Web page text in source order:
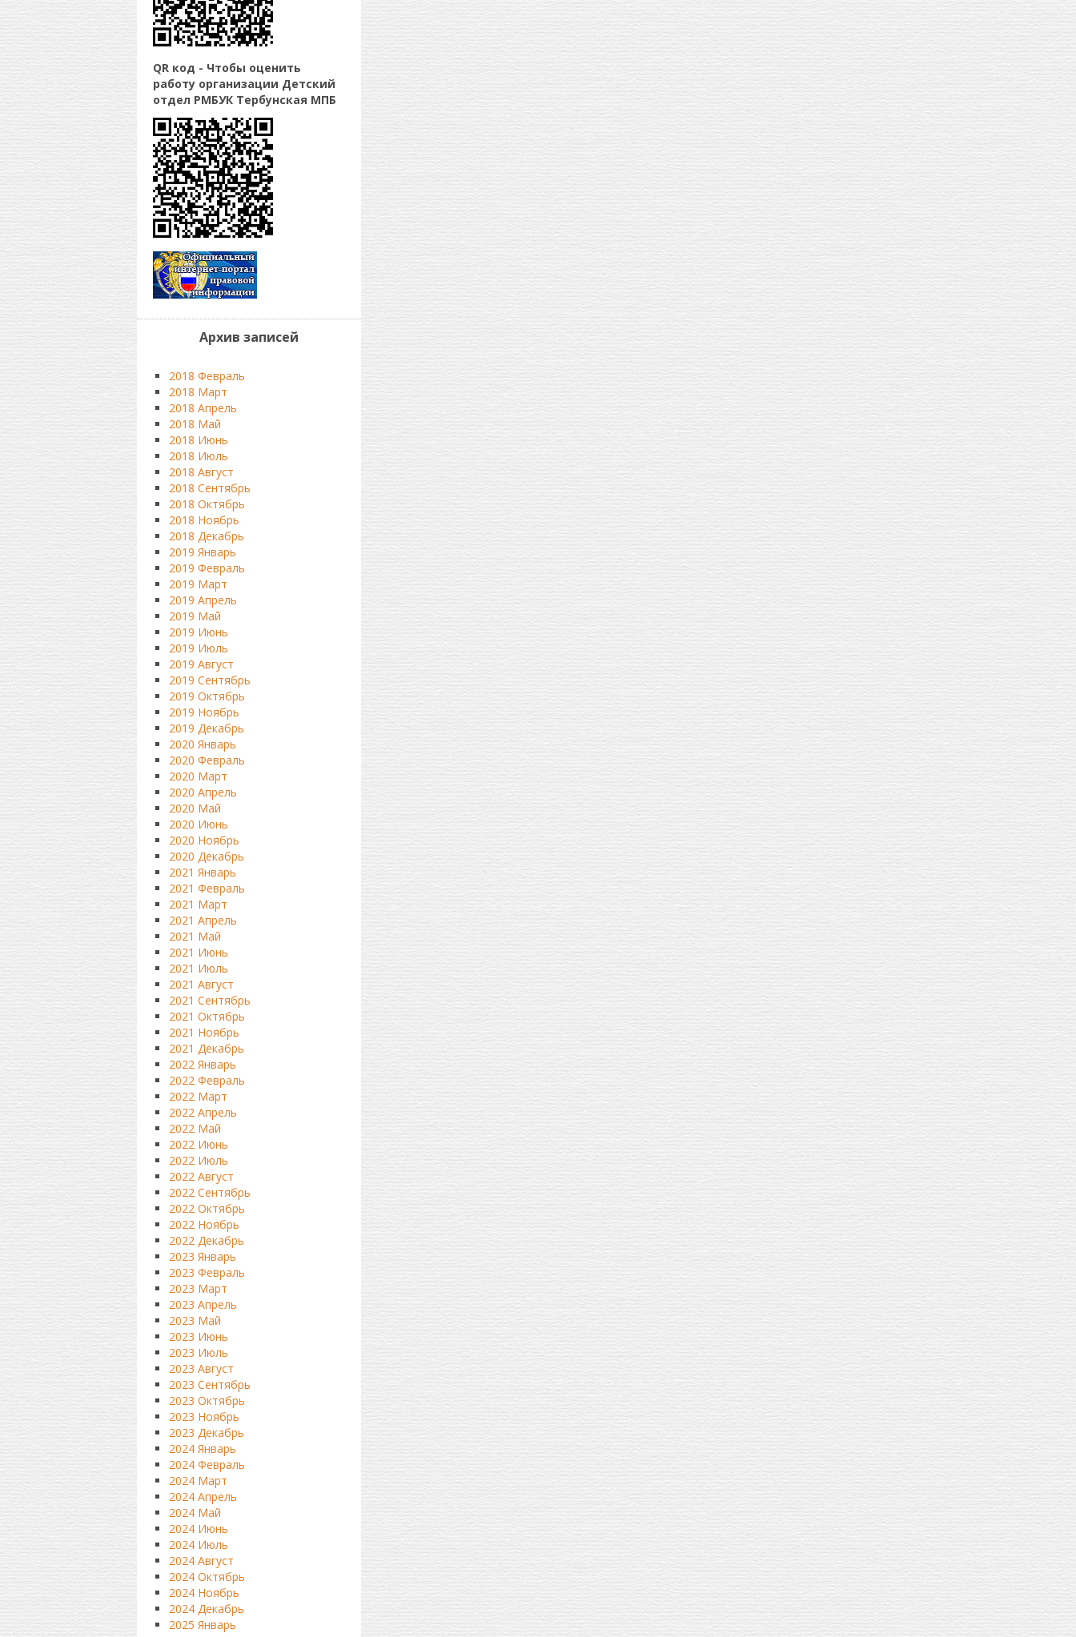
QR код - Чтобы оценить
работу организации Детский
отдел РМБУК Тербунская МПБ
Архив записей
2018 Февраль
2018 Март
2018 Апрель
2018 Май
2018 Июнь
2018 Июль
2018 Август
2018 Сентябрь
2018 Октябрь
2018 Ноябрь
2018 Декабрь
2019 Январь
2019 Февраль
2019 Март
2019 Апрель
2019 Май
2019 Июнь
2019 Июль
2019 Август
2019 Сентябрь
2019 Октябрь
2019 Ноябрь
2019 Декабрь
2020 Январь
2020 Февраль
2020 Март
2020 Апрель
2020 Май
2020 Июнь
2020 Ноябрь
2020 Декабрь
2021 Январь
2021 Февраль
2021 Март
2021 Апрель
2021 Май
2021 Июнь
2021 Июль
2021 Август
2021 Сентябрь
2021 Октябрь
2021 Ноябрь
2021 Декабрь
2022 Январь
2022 Февраль
2022 Март
2022 Апрель
2022 Май
2022 Июнь
2022 Июль
2022 Август
2022 Сентябрь
2022 Октябрь
2022 Ноябрь
2022 Декабрь
2023 Январь
2023 Февраль
2023 Март
2023 Апрель
2023 Май
2023 Июнь
2023 Июль
2023 Август
2023 Сентябрь
2023 Октябрь
2023 Ноябрь
2023 Декабрь
2024 Январь
2024 Февраль
2024 Март
2024 Апрель
2024 Май
2024 Июнь
2024 Июль
2024 Август
2024 Октябрь
2024 Ноябрь
2024 Декабрь
2025 Январь